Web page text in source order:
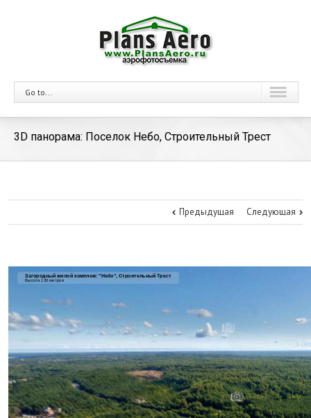
Go to...
3D панорама: Поселок Небо, Строительный Трест
Предыдущая Следующая